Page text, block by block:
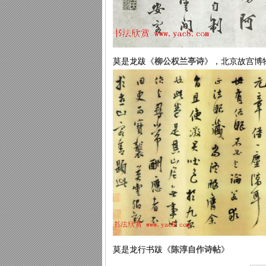
莫是龙跋《柳公权兰亭诗》，北京故宫博
莫是龙行书跋《陈淳自作诗帖》